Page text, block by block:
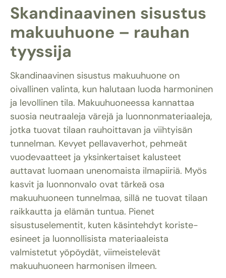
Skandinaavinen sisustus
makuuhuone – rauhan
tyyssija
Skandinaavinen sisustus makuuhuone on
oivallinen valinta, kun halutaan luoda harmoninen
ja levollinen tila. Makuuhuoneessa kannattaa
suosia neutraaleja värejä ja luonnonmateriaaleja,
jotka tuovat tilaan rauhoittavan ja viihtyisän
tunnelman. Kevyet pellavaverhot, pehmeät
vuodevaatteet ja yksinkertaiset kalusteet
auttavat luomaan unenomaista ilmapiiriä. Myös
kasvit ja luonnonvalo ovat tärkeä osa
makuuhuoneen tunnelmaa, sillä ne tuovat tilaan
raikkautta ja elämän tuntua. Pienet
sisustuselementit, kuten käsintehdyt koriste-
esineet ja luonnollisista materiaaleista
valmistetut yöpöydät, viimeistelevät
makuuhuoneen harmonisen ilmeen.